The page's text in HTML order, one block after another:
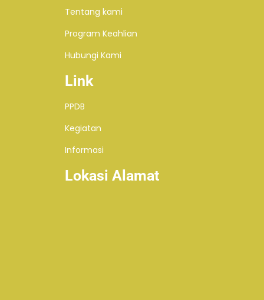
Tentang kami
Program Keahlian
Hubungi Kami
Link
PPDB
Kegiatan
Informasi
Lokasi Alamat